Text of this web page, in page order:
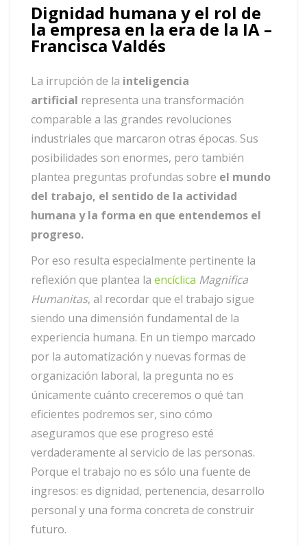
Dignidad humana y el rol de
la empresa en la era de la IA –
Francisca Valdés
La irrupción de la inteligencia
artificial representa una transformación
comparable a las grandes revoluciones
industriales que marcaron otras épocas. Sus
posibilidades son enormes, pero también
plantea preguntas profundas sobre el mundo
del trabajo, el sentido de la actividad
humana y la forma en que entendemos el
progreso.
Por eso resulta especialmente pertinente la
reflexión que plantea la encíclica Magnifica
Humanitas, al recordar que el trabajo sigue
siendo una dimensión fundamental de la
experiencia humana. En un tiempo marcado
por la automatización y nuevas formas de
organización laboral, la pregunta no es
únicamente cuánto creceremos o qué tan
eficientes podremos ser, sino cómo
aseguramos que ese progreso esté
verdaderamente al servicio de las personas.
Porque el trabajo no es sólo una fuente de
ingresos: es dignidad, pertenencia, desarrollo
personal y una forma concreta de construir
futuro.